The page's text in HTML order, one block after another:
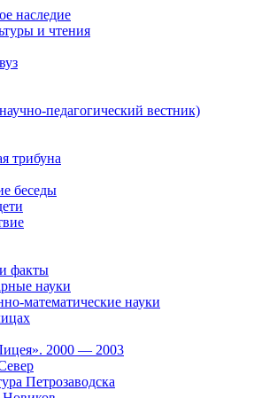
наследие
и чтения
педагогический вестник)
трибуна
беседы
факты
науки
математические науки
2000 — 2003
Петрозаводска